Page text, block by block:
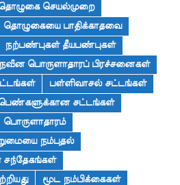
செயல்முறை
தொழுகையை பாதிக்காதவை
நற்பண்புகள் தீயபண்புகள்
நவீன பொருளாதாரப் பிரச்சனைகள்
பள்ளிவாசல் சட்டங்கள்
சட்டங்கள்
பொருளாதாரம்
நம்புதல்
சந்தேகங்கள்
மூட நம்பிக்கைகள்